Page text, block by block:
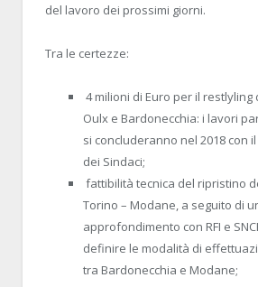
del lavoro dei prossimi giorni.
Tra le certezze:
4 milioni di Euro per il restlyling
Oulx e Bardonecchia: i lavori
si concluderanno nel 2018 con
dei Sindaci;
fattibilità tecnica del ripristino
Torino – Modane, a seguito di
approfondimento con RFI e
definire le modalità di
tra Bardonecchia e Modane;